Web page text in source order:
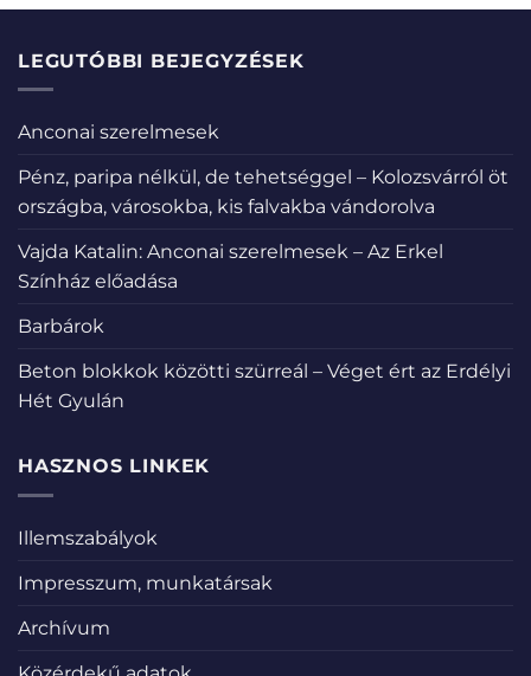
LEGUTÓBBI BEJEGYZÉSEK
Anconai szerelmesek
Pénz, paripa nélkül, de tehetséggel – Kolozsvárról öt
országba, városokba, kis falvakba vándorolva
Vajda Katalin: Anconai szerelmesek – Az Erkel
Színház előadása
Barbárok
Beton blokkok közötti szürreál – Véget ért az Erdélyi
Hét Gyulán
HASZNOS LINKEK
Illemszabályok
Impresszum, munkatársak
Archívum